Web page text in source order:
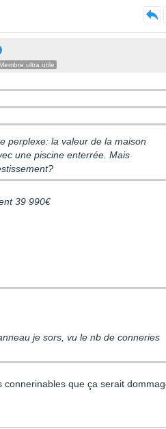
Membre ultra utile
perplexe: la valeur de la maison
une piscine enterrée. Mais
39 990€
je sors, vu le nb de conneries
connerinables que ça serait